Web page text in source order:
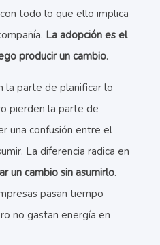
con todo lo que ello implica
La adopción es el
producir un cambio.
la parte de planificar lo
pierden la parte de
una confusión entre el
La diferencia radica en
un cambio sin asumirlo.
pasan tiempo
no gastan energía en